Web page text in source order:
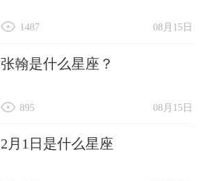
08月15日
1487
张翰是什么星座？
08月15日
895
2月1日是什么星座